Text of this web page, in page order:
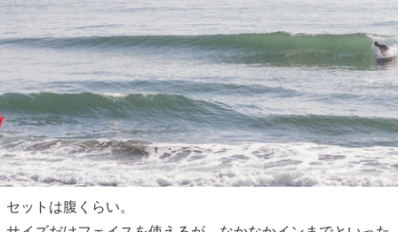
セットは腹くらい。